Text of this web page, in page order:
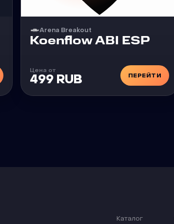
Arena Breakout
Чит
Koenflow ABI ESP
Цена от
499 RUB ПЕРЕЙТИ
Каталог